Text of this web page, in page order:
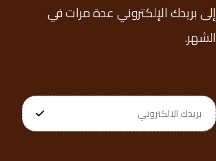
إلى بريدك الإلكتروني عدة مرات في
الشهر.